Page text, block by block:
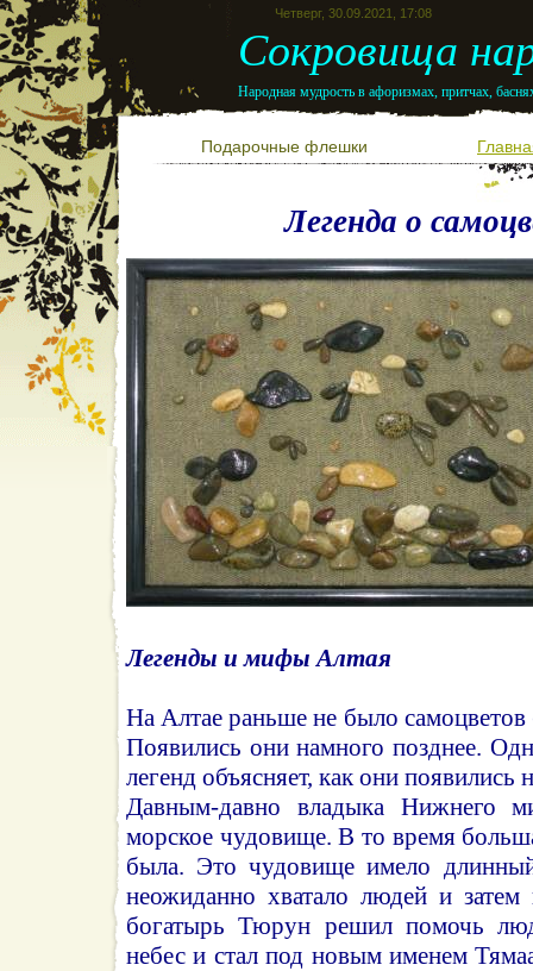
Четверг, 30.09.2021, 17:08
Сокровища
Народная мудрость в афоризмах, притчах,
Подарочные флешки
Легенда о
Легенды и мифы Алтая
На Алтае раньше не было
Появились они намного позднее.
легенд объясняет, как они появились
Давным-давно владыка Нижнего
морское чудовище. В то время
была. Это чудовище имело
неожиданно хватало людей и
богатырь Тюрун решил помочь
небес и стал под новым именем